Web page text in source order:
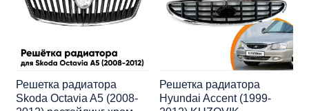
Решетка радиатора
Skoda Octavia A5 (2008-
Решетка радиатора
Hyundai Accent (1999-